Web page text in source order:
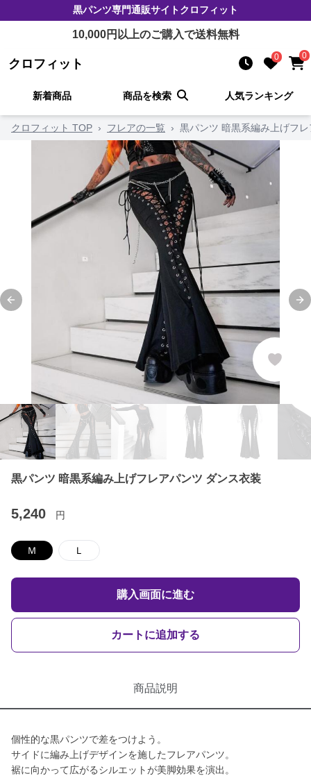
黒パンツ専門通販サイトクロフィット
10,000円以上のご購入で送料無料
クロフィット 0 0
新着商品 商品を検索 人気ランキング
クロフィット TOP › フレアの一覧 › 黒パンツ 暗黒系編み上げフ
Previous slide
黒パンツ 暗黒系編み上げフレアパンツ ダンス衣装
5,240 円
Ｍ Ｌ
購入画面に進む
カートに追加する
商品説明
個性的な黒パンツで差をつけよう。
サイドに編み上げデザインを施したフレアパンツ。
裾に向かって広がるシルエットが美脚効果を演出。